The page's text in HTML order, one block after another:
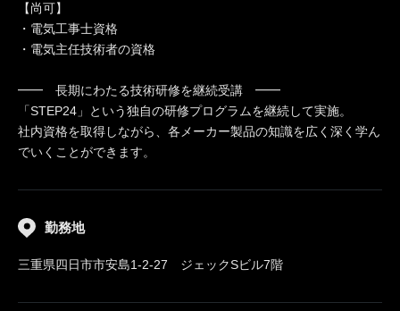
【尚可】
・電気工事士資格
・電気主任技術者の資格
━━ 長期にわたる技術研修を継続受講 ━━
「STEP24」という独自の研修プログラムを継続して実施。
社内資格を取得しながら、各メーカー製品の知識を広く深く学ん
でいくことができます。
勤務地
三重県四日市市安島1-2-27 ジェックSビル7階